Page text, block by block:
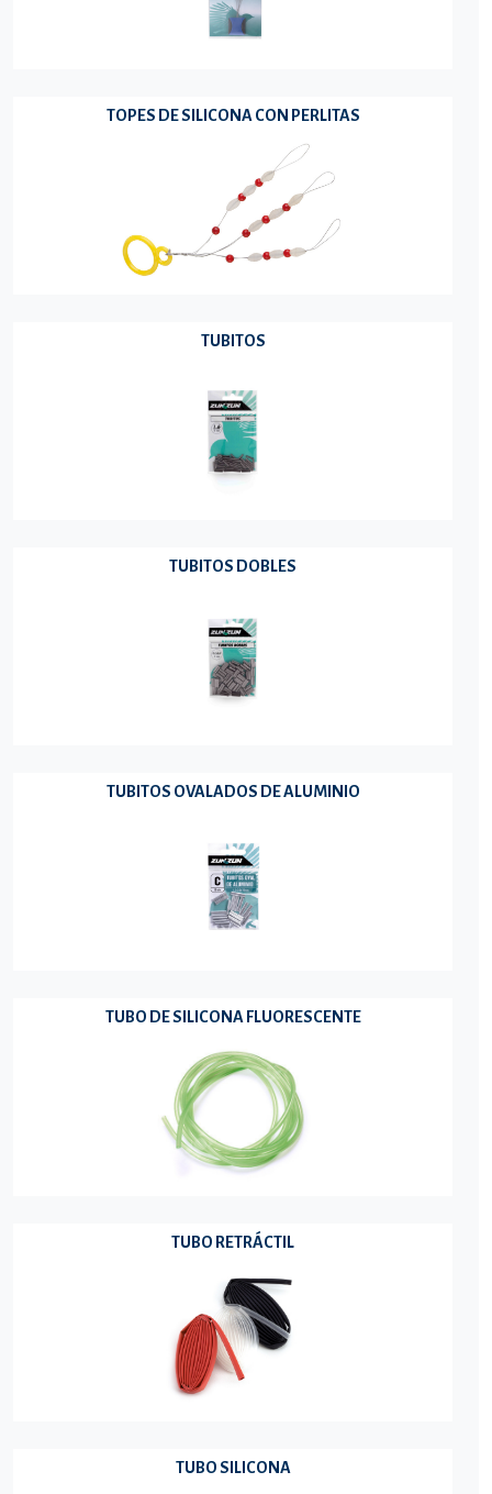
TOPES DE SILICONA CON PERLITAS
TUBITOS
TUBITOS DOBLES
TUBITOS OVALADOS DE ALUMINIO
TUBO DE SILICONA FLUORESCENTE
TUBO RETRÁCTIL
TUBO SILICONA